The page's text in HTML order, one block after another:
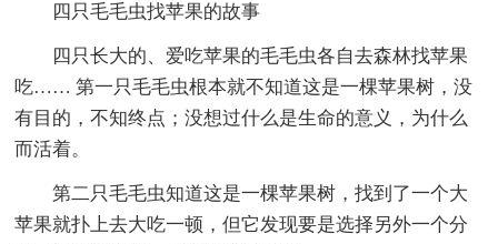
四只毛毛虫找苹果的故事
四只长大的、爱吃苹果的毛毛虫各自去森林找苹果
吃…… 第一只毛毛虫根本就不知道这是一棵苹果树，没
有目的，不知终点；没想过什么是生命的意义，为什么
而活着。
第二只毛毛虫知道这是一棵苹果树，找到了一个大
苹果就扑上去大吃一顿，但它发现要是选择另外一个分